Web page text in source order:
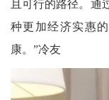
且可行的路径。通
种更加经济实惠
康。”冷友